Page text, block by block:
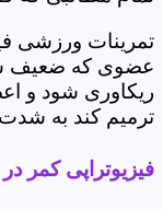
تمرینات ورزشی
عضوی که ضعیف
ریکاوری شود و
ترمیم کند به
فیزیوتراپی کمر